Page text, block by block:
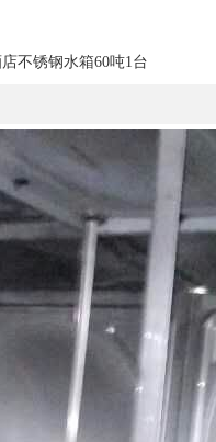
不锈钢水箱60吨1台